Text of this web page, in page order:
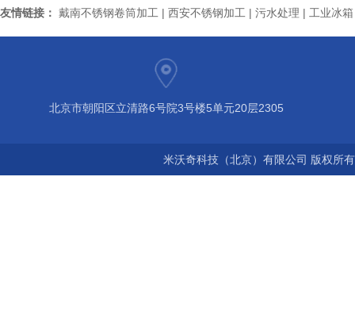
友情链接： 戴南不锈钢卷筒加工 | 西安不锈钢加工 | 污水处理 | 工业冰箱
北京市朝阳区立清路6号院3号楼5单元20层2305
米沃奇科技（北京）有限公司 版权所